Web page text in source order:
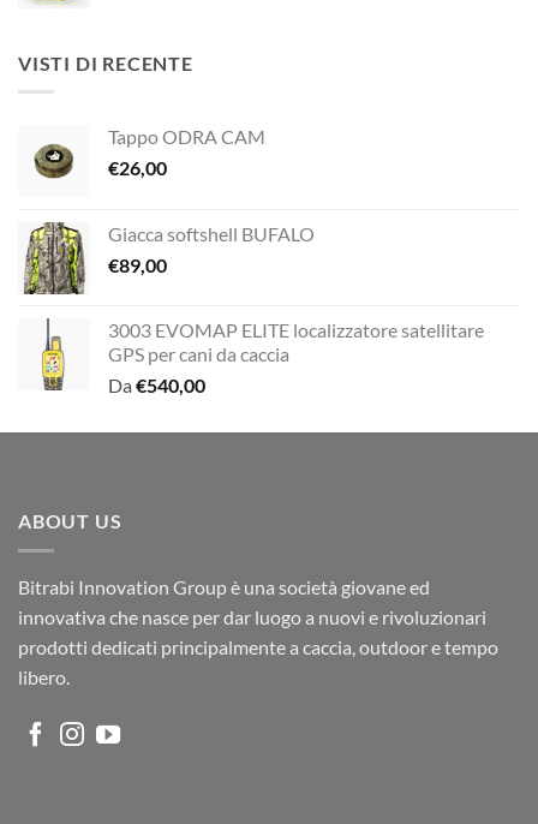
era:
€12,00.
VISTI DI RECENTE
Tappo ODRA CAM
€26,00
Giacca softshell BUFALO
€89,00
3003 EVOMAP ELITE localizzatore satellitare
GPS per cani da caccia
Da €540,00
ABOUT US
Bitrabi Innovation Group è una società giovane ed
innovativa che nasce per dar luogo a nuovi e rivoluzionari
prodotti dedicati principalmente a caccia, outdoor e tempo
libero.